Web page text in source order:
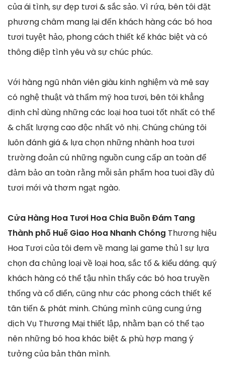
của ái tình, sự đẹp tươi & sắc sảo. Vì rứa, bên tôi đặt
phương châm mang lại đến khách hàng các bó hoa
tươi tuyệt hảo, phong cách thiết kế khác biệt và có
thông điệp tình yêu và sự chúc phúc.
Với hàng ngũ nhân viên giàu kinh nghiệm và mê say
có nghệ thuật và thẩm mỹ hoa tươi, bên tôi khẳng
định chỉ dùng những các loại hoa tuoi tốt nhất có thể
& chất lượng cao độc nhất vô nhị. Chúng chúng tôi
luôn đánh giá & lựa chọn những nhành hoa tươi
trường đoản cú những nguồn cung cấp an toàn để
đảm bảo an toàn rằng mỗi sản phẩm hoa tuoi đầy đủ
tươi mới và thơm ngạt ngào.
Cửa Hàng Hoa Tươi Hoa Chia Buồn Đám Tang
Thành phố Huế Giao Hoa Nhanh Chóng Thương hiệu
Hoa Tươi của tôi đem về mang lại game thủ 1 sự lựa
chọn đa chủng loại về loại hoa, sắc tố & kiểu dáng. quý
khách hàng có thể tậu nhìn thấy các bó hoa truyền
thống và cổ điển, cũng như các phong cách thiết kế
tân tiến & phát minh. Chúng mình cũng cung ứng
dịch Vụ Thương Mại thiết lập, nhằm bạn có thể tạo
nên những bó hoa khác biệt & phù hợp mang ý
tưởng của bản thân mình.